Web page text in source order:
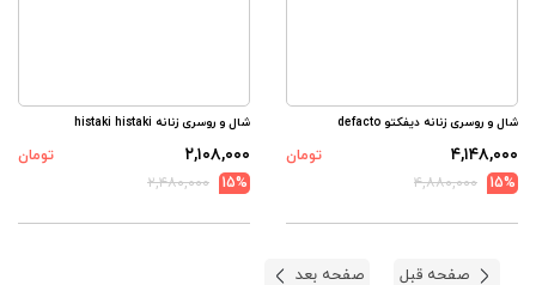
شال و روسری زنانه دیفکتو defacto
۴,۱۴۸,۰۰۰
تومان
15%
۴,۸۸۰,۰۰۰
شال و روسری زنانه histaki histaki
۲,۱۰۸,۰۰۰
تومان
15%
۲,۴۸۰,۰۰۰
صفحه قبل صفحه بعد